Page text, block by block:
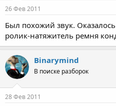
26 Фев 2011
Был похожий звук.
ролик-натяжитель ремня
Binarymind
В поиске разборок
28 Фев 2011